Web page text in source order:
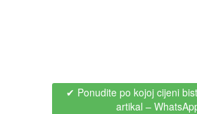
DRAMA
100% PRIRODNO
✔ Ponudite po kojoj cijeni
artikal –